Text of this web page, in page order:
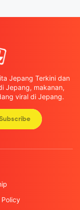
Jepang Terkini dan
Jepang, makanan,
viral di Jepang.